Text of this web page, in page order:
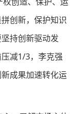
创新，保护知识
持创新驱动发
减1/3，李克强
成果加速转化运